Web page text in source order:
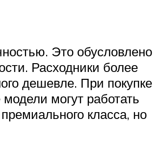
Это обусловлено
Расходники более
дешевле. При покупке
могут работать
класса, но